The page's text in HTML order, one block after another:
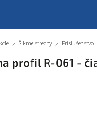
/ Šikmé strechy / Príslušenstvo
profil R-061 -